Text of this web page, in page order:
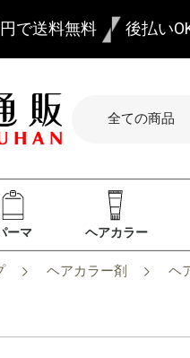
で送料無料 後払い
ーマ ヘアカラー
ヘアカラー剤 ヘ